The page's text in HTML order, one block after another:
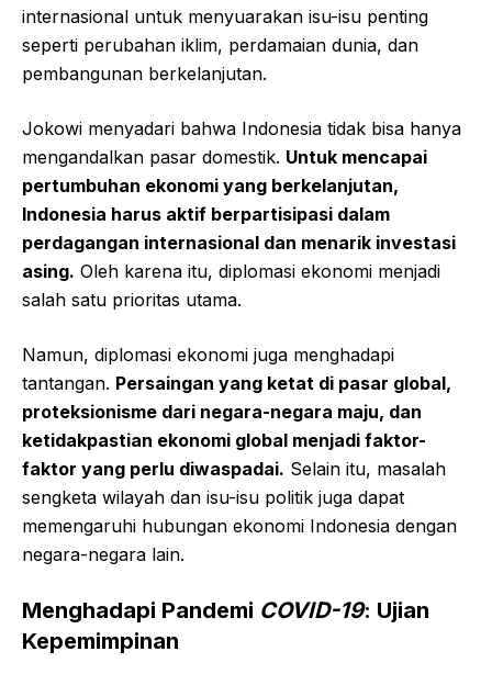
internasional untuk menyuarakan isu-isu penting
seperti perubahan iklim, perdamaian dunia, dan
pembangunan berkelanjutan.
Jokowi menyadari bahwa Indonesia tidak bisa hanya
mengandalkan pasar domestik. Untuk mencapai
pertumbuhan ekonomi yang berkelanjutan,
Indonesia harus aktif berpartisipasi dalam
perdagangan internasional dan menarik investasi
asing. Oleh karena itu, diplomasi ekonomi menjadi
salah satu prioritas utama.
Namun, diplomasi ekonomi juga menghadapi
tantangan. Persaingan yang ketat di pasar global,
proteksionisme dari negara-negara maju, dan
ketidakpastian ekonomi global menjadi faktor-
faktor yang perlu diwaspadai. Selain itu, masalah
sengketa wilayah dan isu-isu politik juga dapat
memengaruhi hubungan ekonomi Indonesia dengan
negara-negara lain.
Menghadapi Pandemi COVID-19: Ujian
Kepemimpinan